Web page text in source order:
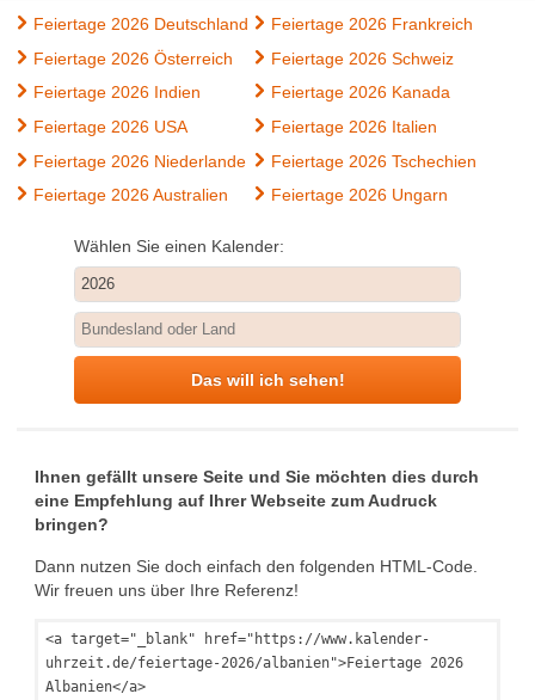
Feiertage 2026 Deutschland
Feiertage 2026 Frankreich
Feiertage 2026 Österreich
Feiertage 2026 Schweiz
Feiertage 2026 Indien
Feiertage 2026 Kanada
Feiertage 2026 USA
Feiertage 2026 Italien
Feiertage 2026 Niederlande
Feiertage 2026 Tschechien
Feiertage 2026 Australien
Feiertage 2026 Ungarn
Wählen Sie einen Kalender:
Das will ich sehen!
Ihnen gefällt unsere Seite und Sie möchten dies durch
eine Empfehlung auf Ihrer Webseite zum Audruck
bringen?
Dann nutzen Sie doch einfach den folgenden HTML-Code.
Wir freuen uns über Ihre Referenz!
<a target="_blank" href="https://www.kalender-
uhrzeit.de/feiertage-2026/albanien">Feiertage 2026
Albanien</a>